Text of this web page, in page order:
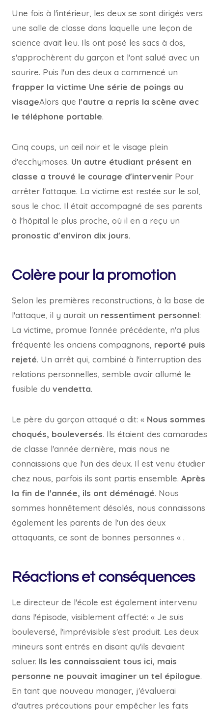
Une fois à l'intérieur, les deux se sont dirigés vers
une salle de classe dans laquelle une leçon de
science avait lieu. Ils ont posé les sacs à dos,
s'approchèrent du garçon et l'ont salué avec un
sourire. Puis l'un des deux a commencé un
frapper la victime Une série de poings au
visageAlors que l'autre a repris la scène avec
le téléphone portable.
Cinq coups, un œil noir et le visage plein
d'ecchymoses. Un autre étudiant présent en
classe a trouvé le courage d'intervenir Pour
arrêter l'attaque. La victime est restée sur le sol,
sous le choc. Il était accompagné de ses parents
à l'hôpital le plus proche, où il en a reçu un
pronostic d'environ dix jours.
Colère pour la promotion
Selon les premières reconstructions, à la base de
l'attaque, il y aurait un ressentiment personnel:
La victime, promue l'année précédente, n'a plus
fréquenté les anciens compagnons, reporté puis
rejeté. Un arrêt qui, combiné à l'interruption des
relations personnelles, semble avoir allumé le
fusible du vendetta.
Le père du garçon attaqué a dit: « Nous sommes
choqués, bouleversés. Ils étaient des camarades
de classe l'année dernière, mais nous ne
connaissions que l'un des deux. Il est venu étudier
chez nous, parfois ils sont partis ensemble. Après
la fin de l'année, ils ont déménagé. Nous
sommes honnêtement désolés, nous connaissons
également les parents de l'un des deux
attaquants, ce sont de bonnes personnes « .
Réactions et conséquences
Le directeur de l'école est également intervenu
dans l'épisode, visiblement affecté: « Je suis
bouleversé, l'imprévisible s'est produit. Les deux
mineurs sont entrés en disant qu'ils devaient
saluer. Ils les connaissaient tous ici, mais
personne ne pouvait imaginer un tel épilogue.
En tant que nouveau manager, j'évaluerai
d'autres précautions pour empêcher les faits